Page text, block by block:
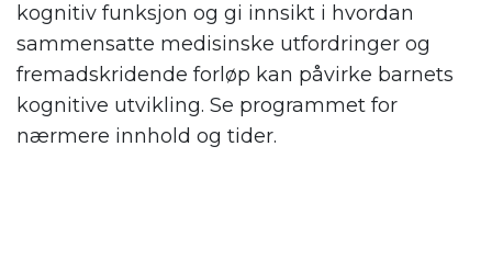
kognitiv funksjon og gi innsikt i hvordan
sammensatte medisinske utfordringer og
fremadskridende forløp kan påvirke barnets
kognitive utvikling. Se programmet for
nærmere innhold og tider.